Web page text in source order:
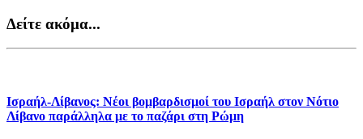
Δείτε ακόμα...
Ισραήλ-Λίβανος: Νέοι βομβαρδισμοί του Ισραήλ στον Νότιο
Λίβανο παράλληλα με το παζάρι στη Ρώμη